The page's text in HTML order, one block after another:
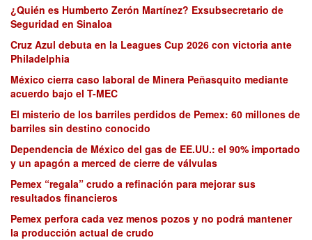
¿Quién es Humberto Zerón Martínez? Exsubsecretario de
Seguridad en Sinaloa
Cruz Azul debuta en la Leagues Cup 2026 con victoria ante
Philadelphia
México cierra caso laboral de Minera Peñasquito mediante
acuerdo bajo el T-MEC
El misterio de los barriles perdidos de Pemex: 60 millones de
barriles sin destino conocido
Dependencia de México del gas de EE.UU.: el 90% importado
y un apagón a merced de cierre de válvulas
Pemex “regala” crudo a refinación para mejorar sus
resultados financieros
Pemex perfora cada vez menos pozos y no podrá mantener
la producción actual de crudo